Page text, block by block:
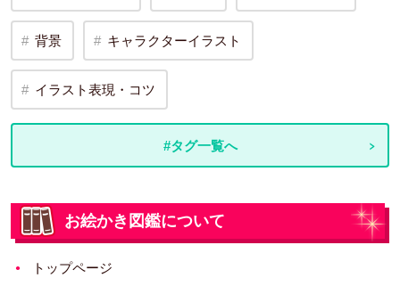
背景 キャラクターイラスト
イラスト表現・コツ
#タグ一覧へ
お絵かき図鑑について
トップページ